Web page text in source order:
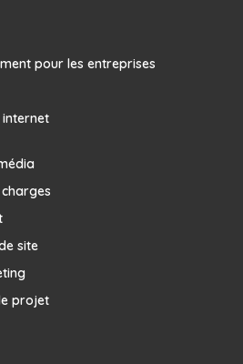
pour les entreprises
internet
site
projet